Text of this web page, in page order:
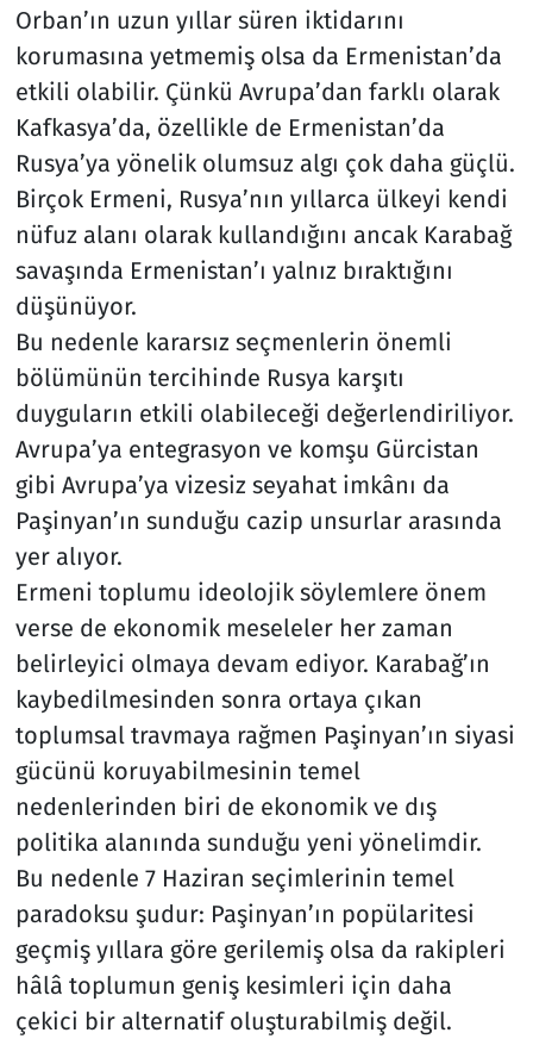
Orban’ın uzun yıllar süren iktidarını
korumasına yetmemiş olsa da Ermenistan’da
etkili olabilir. Çünkü Avrupa’dan farklı olarak
Kafkasya’da, özellikle de Ermenistan’da
Rusya’ya yönelik olumsuz algı çok daha güçlü.
Birçok Ermeni, Rusya’nın yıllarca ülkeyi kendi
nüfuz alanı olarak kullandığını ancak Karabağ
savaşında Ermenistan’ı yalnız bıraktığını
düşünüyor.
Bu nedenle kararsız seçmenlerin önemli
bölümünün tercihinde Rusya karşıtı
duyguların etkili olabileceği değerlendiriliyor.
Avrupa’ya entegrasyon ve komşu Gürcistan
gibi Avrupa’ya vizesiz seyahat imkânı da
Paşinyan’ın sunduğu cazip unsurlar arasında
yer alıyor.
Ermeni toplumu ideolojik söylemlere önem
verse de ekonomik meseleler her zaman
belirleyici olmaya devam ediyor. Karabağ’ın
kaybedilmesinden sonra ortaya çıkan
toplumsal travmaya rağmen Paşinyan’ın siyasi
gücünü koruyabilmesinin temel
nedenlerinden biri de ekonomik ve dış
politika alanında sunduğu yeni yönelimdir.
Bu nedenle 7 Haziran seçimlerinin temel
paradoksu şudur: Paşinyan’ın popülaritesi
geçmiş yıllara göre gerilemiş olsa da rakipleri
hâlâ toplumun geniş kesimleri için daha
çekici bir alternatif oluşturabilmiş değil.